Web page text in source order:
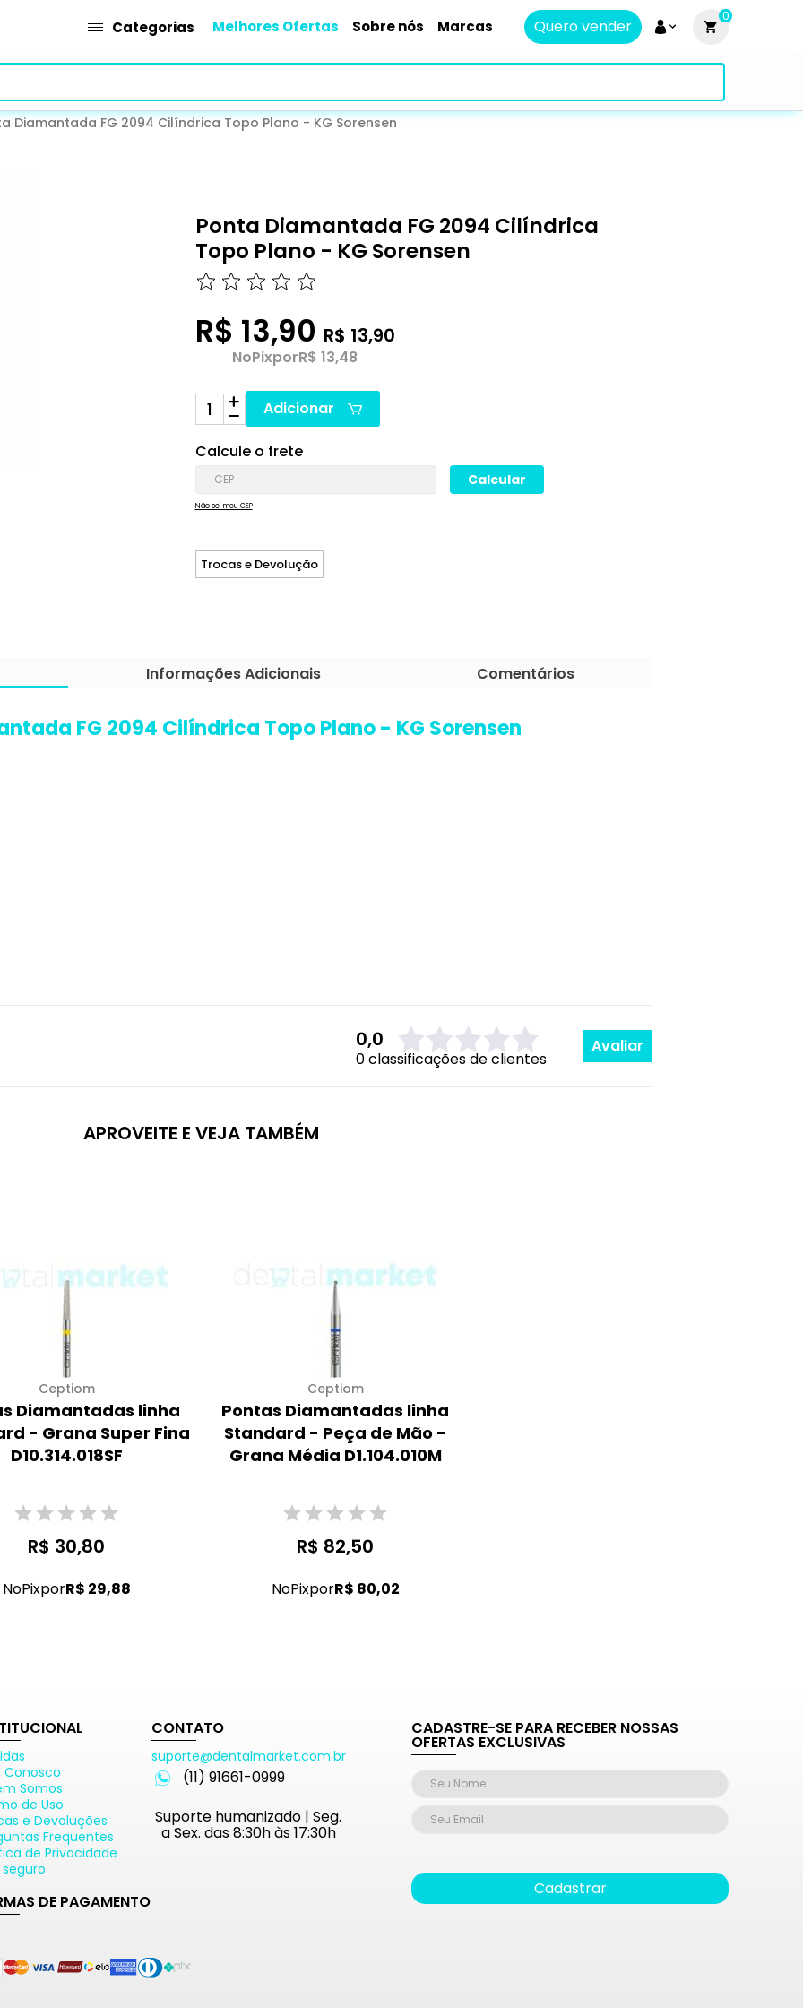
Categorias Melhores Ofertas Sobre nós Marcas Quero vender
0
Diamantada FG 2094 Cilíndrica Topo Plano - KG Sorensen
Ponta Diamantada FG 2094 Cilíndrica
Topo Plano - KG Sorensen
R$ 13,90 R$ 13,90
NoPixporR$ 13,48
Adicionar
Calcule o frete
Não sei meu CEP
Trocas e Devolução
Informações Adicionais Comentários
FG 2094 Cilíndrica Topo Plano - KG Sorensen
0,0
0 classificações de clientes
Avaliar
APROVEITE E VEJA TAMBÉM
Ceptiom
Diamantadas linha
- Grana Super Fina
D10.314.018SF
R$ 30,80
NoPixporR$ 29,88
Ceptiom
Pontas Diamantadas linha
Standard - Peça de Mão -
Grana Média D1.104.010M
R$ 82,50
NoPixporR$ 80,02
Conosco
Somos
de Uso
e Devoluções
Frequentes
de Privacidade
CONTATO
suporte@dentalmarket.com.br
(11) 91661-0999
Suporte humanizado | Seg.
a Sex. das 8:30h às 17:30h
DE PAGAMENTO
CADASTRE-SE PARA RECEBER NOSSAS
OFERTAS EXCLUSIVAS
Cadastrar